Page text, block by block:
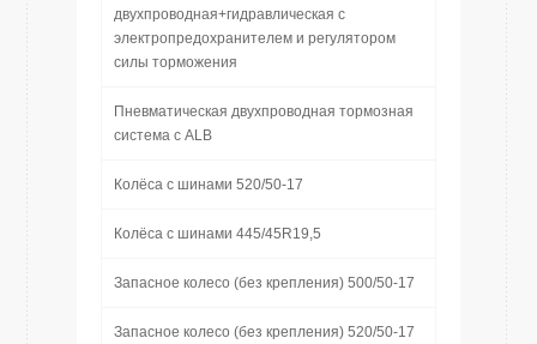
двухпроводная+гидравлическая с
электропредохранителем и регулятором
силы торможения
Пневматическая двухпроводная тормозная
система с ALB
Колёса с шинами 520/50-17
Колёса с шинами 445/45R19,5
Запасное колесо (без крепления) 500/50-17
Запасное колесо (без крепления) 520/50-17